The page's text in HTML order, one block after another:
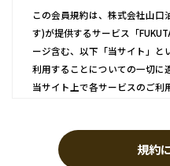
この会員規約は、株式会社山口
す)が提供するサービス「
ージ含む、以下「当サイト」
利用することについての一切に
当サイト上で各サービスのご利
サービスについては、当サイト
ンク先の規約に従うものとしま
規約